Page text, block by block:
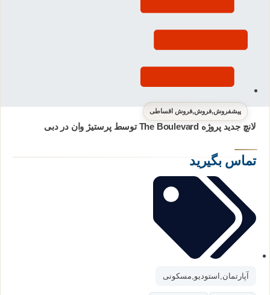
لانچ جدید پروژه The Boulevard توسط پرستیژ وان در دبی
پیشفروش,فروش,فروش اقساطی
تماس بگیرید
آپارتمان,استودیو,مسکونی